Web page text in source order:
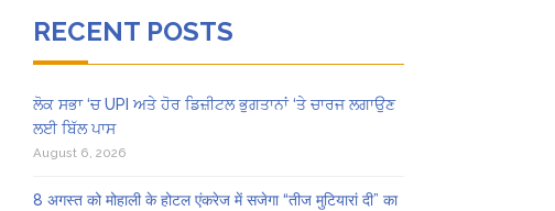
RECENT POSTS
ਲੋਕ ਸਭਾ ‘ਚ UPI ਅਤੇ ਹੋਰ ਡਿਜ਼ੀਟਲ ਭੁਗਤਾਨਾਂ ‘ਤੇ ਚਾਰਜ ਲਗਾਉਣ
ਲਈ ਬਿੱਲ ਪਾਸ
August 6, 2026
8 अगस्त को मोहाली के होटल एंकरेज में सजेगा “तीज मुटियारां दी” का